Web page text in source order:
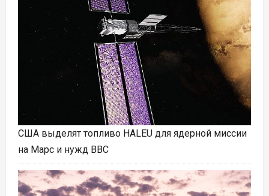
США выделят топливо HALEU для ядерной миссии
на Марс и нужд ВВС